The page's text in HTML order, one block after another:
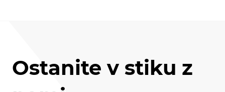
Ostanite v stiku z